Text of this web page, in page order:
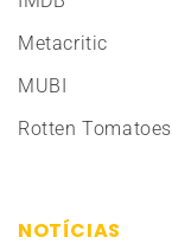
Metacritic
MUBI
Rotten Tomatoes
NOTÍCIAS